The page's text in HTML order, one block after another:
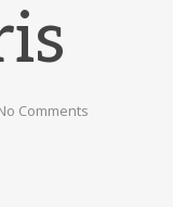
Comments